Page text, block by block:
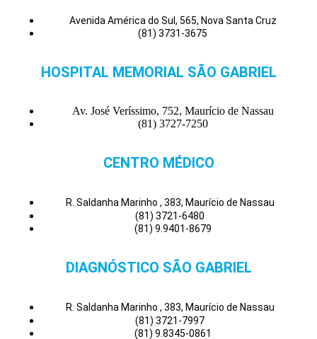
Avenida América do Sul, 565, Nova Santa Cruz
(81) 3731-3675
HOSPITAL MEMORIAL SÃO GABRIEL
Av. José Veríssimo, 752, Maurício de Nassau
(81) 3727-7250
CENTRO MÉDICO
R. Saldanha Marinho , 383, Maurício de Nassau
(81) 3721-6480
(81) 9.9401-8679
DIAGNÓSTICO SÃO GABRIEL
R. Saldanha Marinho , 383, Maurício de Nassau
(81) 3721-7997
(81) 9.8345-0861